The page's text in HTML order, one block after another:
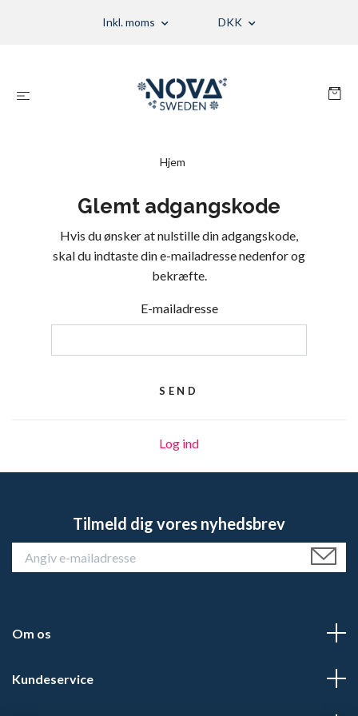
Inkl. moms DKK
Hjem
Glemt adgangskode
Hvis du ønsker at nulstille din adgangskode,
skal du indtaste din e-mailadresse nedenfor og
bekræfte.
E-mailadresse
Log ind
Tilmeld dig vores nyhedsbrev
Om os
Kundeservice